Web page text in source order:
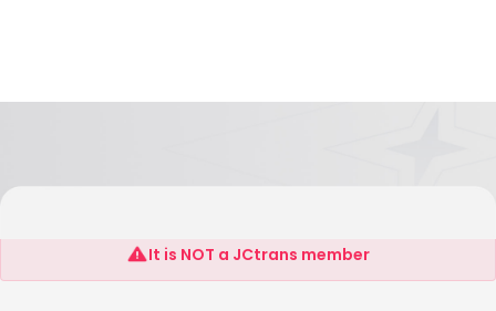
ALLIANCE WORLD SHIPPING S.R.L.
It is NOT a JCtrans member